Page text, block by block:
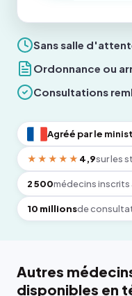
Sans salle
Ordonnance ou
Consultations
Agréé par le
★★★★★ 4,9sur les
2 500médecins inscrits
10 millionsde
Autres
disponibles en